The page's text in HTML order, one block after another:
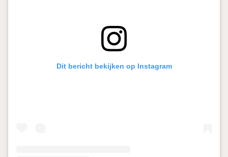
Dit bericht bekijken op Instagram